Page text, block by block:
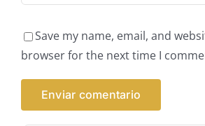
Save my name, email, and
browser for the next time I